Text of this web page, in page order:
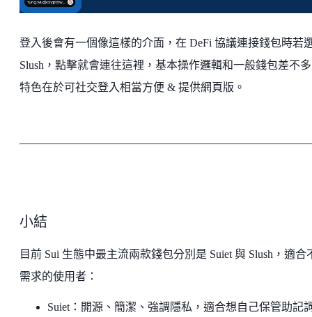
登入後會有一個像這樣的介面，在 DeFi 協議連接錢包時若
Slush，點擊就會連往這裡，基本操作邏輯和一般錢包差不
特色在於可社交登入相當方便 & 提供網頁版。
小結
目前 Sui 生態中最主流兩款錢包分別是 Suiet 與 Slush，適合
需求的使用者：
Suiet：開源、簡潔、強調隱私，適合想自己保管助記